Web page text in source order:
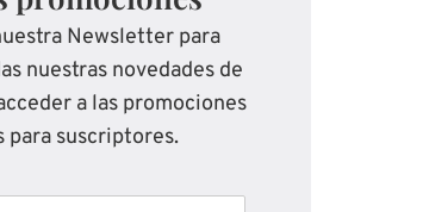
Newsletter para
nuestras novedades de
a las promociones
para suscriptores.